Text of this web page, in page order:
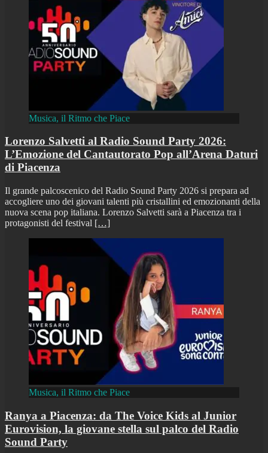
Musica, il Ritmo che Piace
Lorenzo Salvetti al Radio Sound Party 2026:
L’Emozione del Cantautorato Pop all’Arena Daturi
di Piacenza
Il grande palcoscenico del Radio Sound Party 2026 si prepara ad
accogliere uno dei giovani talenti più cristallini ed emozionanti della
nuova scena pop italiana. Lorenzo Salvetti sarà a Piacenza tra i
protagonisti del festival […]
Musica, il Ritmo che Piace
Ranya a Piacenza: da The Voice Kids al Junior
Eurovision, la giovane stella sul palco del Radio
Sound Party